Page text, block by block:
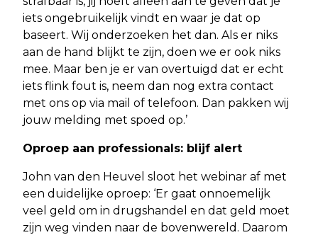
iets ongebruikelijk vindt en waar je dat op
baseert. Wij onderzoeken het dan. Als er niks
aan de hand blijkt te zijn, doen we er ook niks
mee. Maar ben je er van overtuigd dat er echt
iets flink fout is, neem dan nog extra contact
met ons op via mail of telefoon. Dan pakken wij
jouw melding met spoed op.’
Oproep aan professionals: blijf alert
John van den Heuvel sloot het webinar af met
een duidelijke oproep: ‘Er gaat onnoemelijk
veel geld om in drugshandel en dat geld moet
zijn weg vinden naar de bovenwereld. Daarom